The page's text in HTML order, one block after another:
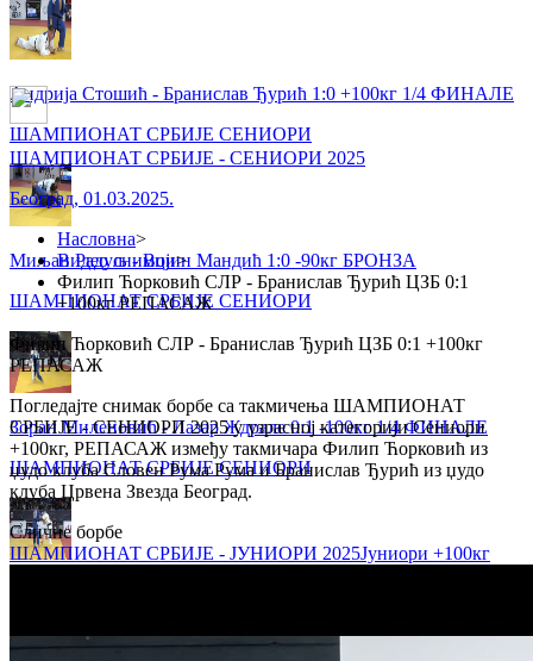
Андрија Стошић - Бранислав Ђурић 1:0 +100кг 1/4 ФИНАЛЕ
ШАМПИОНАТ СРБИЈЕ СЕНИОРИ
Миљан Радуљ - Војин Мандић 1:0 -90кг БРОНЗА
ШАМПИОНАТ СРБИЈЕ СЕНИОРИ
Зоран Миленовић - Лазар Ждрале 0:1 -100кг 1/4 ФИНАЛЕ
ШАМПИОНАТ СРБИЈЕ СЕНИОРИ
ШАМПИОНАТ СРБИЈЕ СЕНИОРИ
ШАМПИОНАТ СРБИЈЕ - СЕНИОРИ 2025
Београд, 01.03.2025.
Насловна>
Видео снимци>
Филип Ћорковић СЛР - Бранислав Ђурић ЦЗБ 0:1
+100кг РЕПАСАЖ
Филип Ћорковић СЛР - Бранислав Ђурић ЦЗБ 0:1 +100кг
РЕПАСАЖ
Погледајте снимак борбе са такмичења ШАМПИОНАТ
СРБИЈЕ - СЕНИОРИ 2025 у узрасној категорији Сениори
+100кг, РЕПАСАЖ између такмичара Филип Ћорковић из
џудо клуба Словен Рума Рума и Бранислав Ђурић из џудо
клуба Црвена Звезда Београд.
Сличне борбе
ШАМПИОНАТ СРБИЈЕ - ЈУНИОРИ 2025Јуниори +100кг